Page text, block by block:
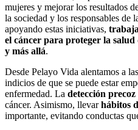
mujeres y mejorar los resultados
la sociedad y los responsables de
apoyando estas iniciativas,
el cáncer para proteger la
y más allá.
Desde Pelayo Vida alentamos a
indicios de que se puede estar
enfermedad. La detección precoz
cáncer. Asimismo, llevarhábitos
importante, evitando conductas